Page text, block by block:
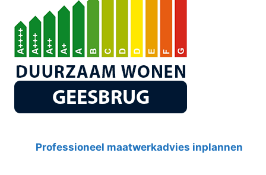
Professioneel maatwerkadvies inplannen